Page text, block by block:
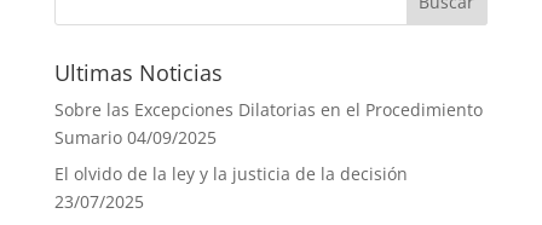
Ultimas Noticias
Sobre las Excepciones Dilatorias en el Procedimiento
Sumario 04/09/2025
El olvido de la ley y la justicia de la decisión
23/07/2025